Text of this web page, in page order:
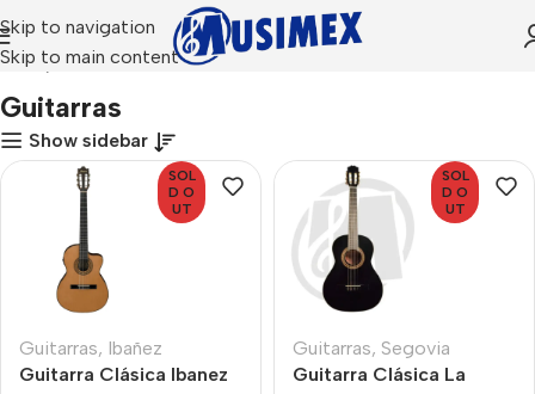
Skip to navigation
Skip to main content
Inicio Guitarras
Guitarras
Show sidebar
SOL
D O
UT
Guitarras, Ibañez
Guitarra Clásica Ibanez
SOL
D O
UT
Guitarras, Segovia
Guitarra Clásica La